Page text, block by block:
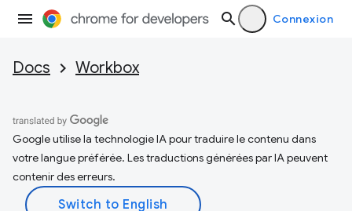
Connexion
Docs Workbox
Google utilise la technologie IA pour traduire le contenu dans
votre langue préférée. Les traductions générées par IA peuvent
contenir des erreurs.